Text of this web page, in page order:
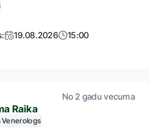
19.08.2026
15:00
No 2 gadu vecuma
Raika
Venerologs